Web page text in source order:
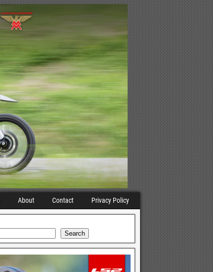
About Contact Privacy Policy
Search